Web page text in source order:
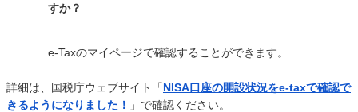
すか？
e-Taxのマイページで確認することができます。
詳細は、国税庁ウェブサイト「NISA口座の開設状況をe-taxで確認で
きるようになりました！
」で確認ください。